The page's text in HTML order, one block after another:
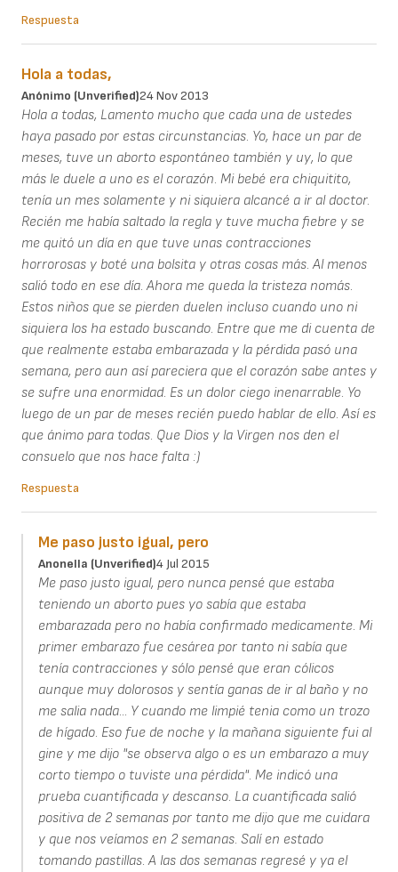
Respuesta
Hola a todas,
Anónimo (unverified)24 Nov 2013
Hola a todas, Lamento mucho que cada una de ustedes
haya pasado por estas circunstancias. Yo, hace un par de
meses, tuve un aborto espontáneo también y uy, lo que
más le duele a uno es el corazón. Mi bebé era chiquitito,
tenía un mes solamente y ni siquiera alcancé a ir al doctor.
Recién me había saltado la regla y tuve mucha fiebre y se
me quitó un día en que tuve unas contracciones
horrorosas y boté una bolsita y otras cosas más. Al menos
salió todo en ese día. Ahora me queda la tristeza nomás.
Estos niños que se pierden duelen incluso cuando uno ni
siquiera los ha estado buscando. Entre que me di cuenta de
que realmente estaba embarazada y la pérdida pasó una
semana, pero aun así pareciera que el corazón sabe antes y
se sufre una enormidad. Es un dolor ciego inenarrable. Yo
luego de un par de meses recién puedo hablar de ello. Así es
que ánimo para todas. Que Dios y la Virgen nos den el
consuelo que nos hace falta :)
Respuesta
Me paso justo igual, pero
Anonella (unverified)4 Jul 2015
Me paso justo igual, pero nunca pensé que estaba
teniendo un aborto pues yo sabía que estaba
embarazada pero no había confirmado medicamente. Mi
primer embarazo fue cesárea por tanto ni sabía que
tenía contracciones y sólo pensé que eran cólicos
aunque muy dolorosos y sentía ganas de ir al baño y no
me salia nada... Y cuando me limpié tenia como un trozo
de hígado. Eso fue de noche y la mañana siguiente fui al
gine y me dijo "se observa algo o es un embarazo a muy
corto tiempo o tuviste una pérdida". Me indicó una
prueba cuantificada y descanso. La cuantificada salió
positiva de 2 semanas por tanto me dijo que me cuidara
y que nos veíamos en 2 semanas. Salí en estado
tomando pastillas. A las dos semanas regresé y ya el